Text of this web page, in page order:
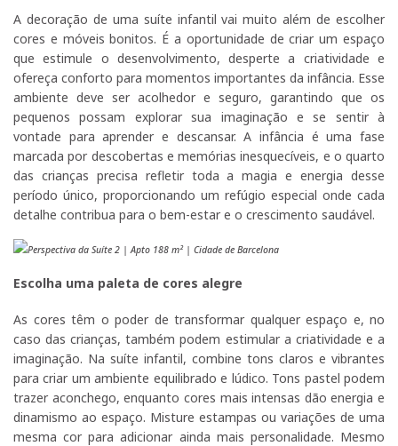
A decoração de uma suíte infantil vai muito além de escolher
cores e móveis bonitos. É a oportunidade de criar um espaço
que estimule o desenvolvimento, desperte a criatividade e
ofereça conforto para momentos importantes da infância. Esse
ambiente deve ser acolhedor e seguro, garantindo que os
pequenos possam explorar sua imaginação e se sentir à
vontade para aprender e descansar. A infância é uma fase
marcada por descobertas e memórias inesquecíveis, e o quarto
das crianças precisa refletir toda a magia e energia desse
período único, proporcionando um refúgio especial onde cada
detalhe contribua para o bem-estar e o crescimento saudável.
Perspectiva da Suíte 2 | Apto 188 m² | Cidade de Barcelona
Escolha uma paleta de cores alegre
As cores têm o poder de transformar qualquer espaço e, no
caso das crianças, também podem estimular a criatividade e a
imaginação. Na suíte infantil, combine tons claros e vibrantes
para criar um ambiente equilibrado e lúdico. Tons pastel podem
trazer aconchego, enquanto cores mais intensas dão energia e
dinamismo ao espaço. Misture estampas ou variações de uma
mesma cor para adicionar ainda mais personalidade. Mesmo